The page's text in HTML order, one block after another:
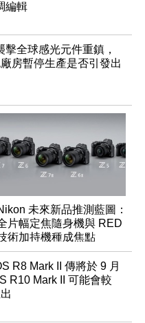
編輯
擊全球感光元件重鎮，
房暫停生產是否引發出
未來新品推測藍圖：
片幅定焦隨身機與 RED
術加持機種成焦點
R8 Mark II 傳將於 9 月
R10 Mark II 可能會較